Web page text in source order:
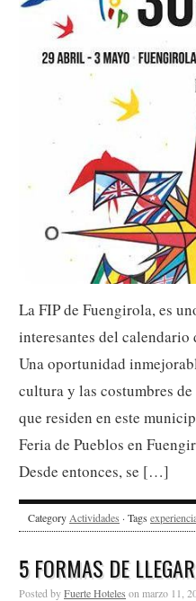
La FIP de Fuengirola, es
interesantes del calendario
Una oportunidad
cultura y las costumbres
que residen en este
Feria de Pueblos en
Desde entonces, se […]
Category Actividades · Tags
5 FORMAS DE
Posted byFuerte Hoteles on marzo 11,